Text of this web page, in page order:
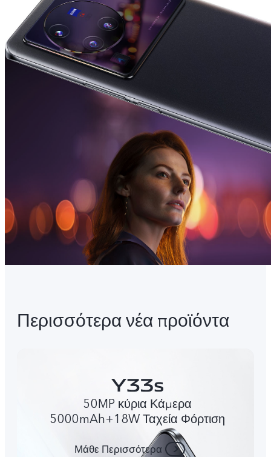
Περισσότερα νέα προϊόντα
50MP κύρια Κάμερα
5000mAh+18W Ταχεία Φόρτιση
Μάθε Περισσότερα